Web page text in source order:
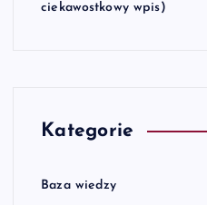
ciekawostkowy wpis)
Kategorie
Baza wiedzy